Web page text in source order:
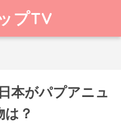
プTV
本がパプアニュ
？